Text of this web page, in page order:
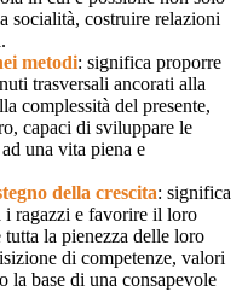
socialità, costruire relazioni
metodi: significa proporre
trasversali ancorati alla
complessità del presente,
capaci di sviluppare le
una vita piena e
della crescita: significa
i ragazzi e favorire il loro
la pienezza delle loro
di competenze, valori
la base di una consapevole